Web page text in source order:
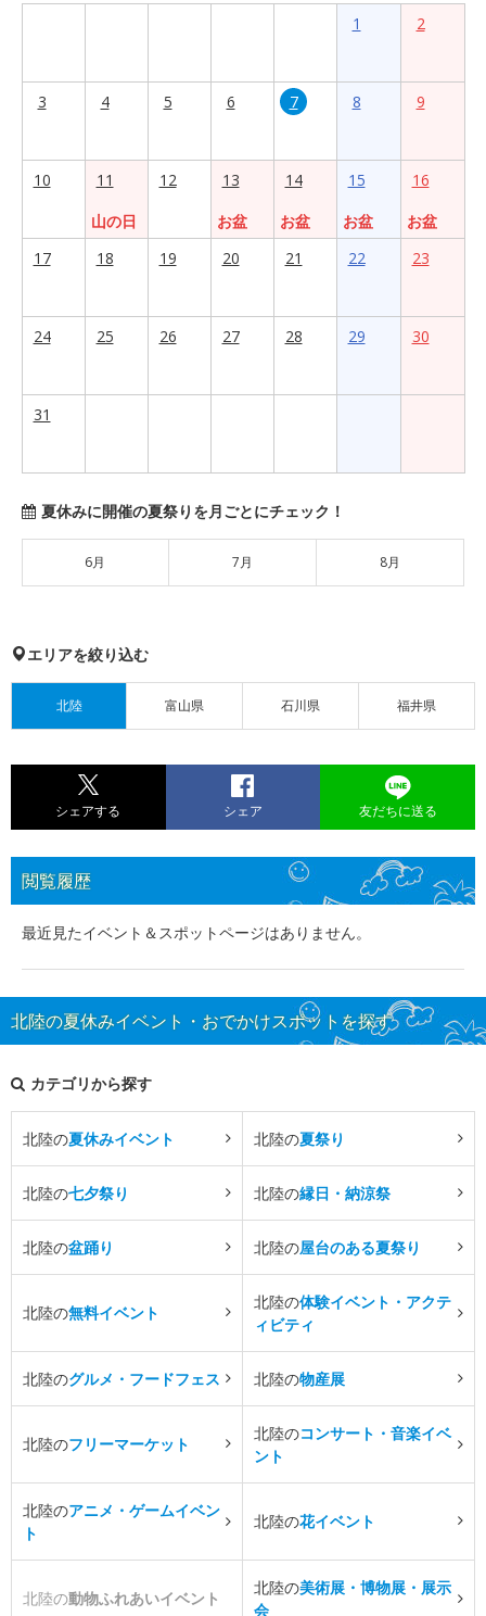
1 2
3 4 5 6 7 8 9
10
11
山の日
12
13
お盆
14
お盆
15
お盆
16
お盆
17
18 19 20 21 22 23
24 25 26 27 28 29 30
31
夏休みに開催の夏祭りを月ごとにチェック！
6月 7月 8月
エリアを絞り込む
北陸 富山県 石川県 福井県
シェアする シェア 友だちに送る
閲覧履歴
最近見たイベント＆スポットページはありません。
北陸の夏休みイベント・おでかけスポットを探す
カテゴリから探す
北陸の夏休みイベント 北陸の夏祭り
北陸の七夕祭り 北陸の縁日・納涼祭
北陸の盆踊り 北陸の屋台のある夏祭り
北陸の無料イベント
北陸の体験イベント・アクテ
ィビティ
北陸のグルメ・フードフェス 北陸の物産展
北陸のフリーマーケット
北陸のコンサート・音楽イベ
ント
北陸のアニメ・ゲームイベン
ト
北陸の花イベント
北陸の動物ふれあいイベント
北陸の美術展・博物展・展示
会